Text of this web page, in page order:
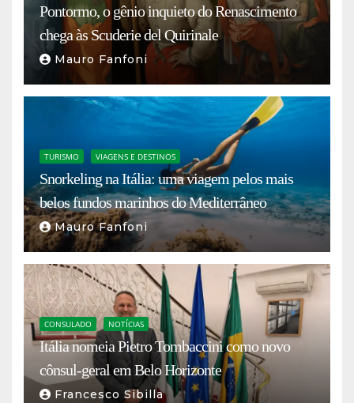
Pontormo, o gênio inquieto do Renascimento
chega às Scuderie del Quirinale
Mauro Fanfoni
TURISMO VIAGENS E DESTINOS
Snorkeling na Itália: uma viagem pelos mais
belos fundos marinhos do Mediterrâneo
Mauro Fanfoni
CONSULADO NOTÍCIAS
Itália nomeia Pietro Tombaccini como novo
cônsul-geral em Belo Horizonte
Francesco Sibilla